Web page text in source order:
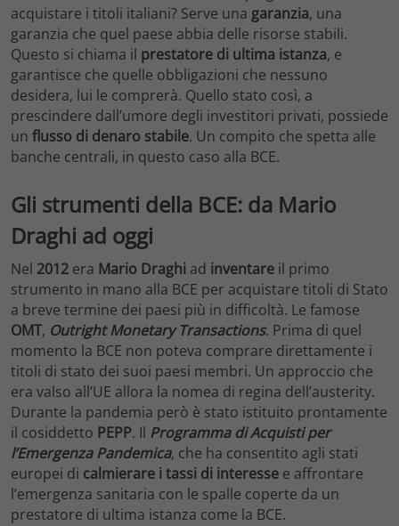
acquistare i titoli italiani? Serve una garanzia, una
garanzia che quel paese abbia delle risorse stabili.
Questo si chiama il prestatore di ultima istanza, e
garantisce che quelle obbligazioni che nessuno
desidera, lui le comprerà. Quello stato così, a
prescindere dall’umore degli investitori privati, possiede
un flusso di denaro stabile. Un compito che spetta alle
banche centrali, in questo caso alla BCE.
Gli strumenti della BCE: da Mario
Draghi ad oggi
Nel 2012 era Mario Draghi ad inventare il primo
strumento in mano alla BCE per acquistare titoli di Stato
a breve termine dei paesi più in difficoltà. Le famose
OMT, Outright Monetary Transactions. Prima di quel
momento la BCE non poteva comprare direttamente i
titoli di stato dei suoi paesi membri. Un approccio che
era valso all’UE allora la nomea di regina dell’austerity.
Durante la pandemia però è stato istituito prontamente
il cosiddetto PEPP. Il Programma diAcquisti per
l’Emergenza Pandemica, che ha consentito agli stati
europei di calmierare itassi di interesse e affrontare
l’emergenza sanitaria con le spalle coperte da un
prestatore di ultima istanza come la BCE.